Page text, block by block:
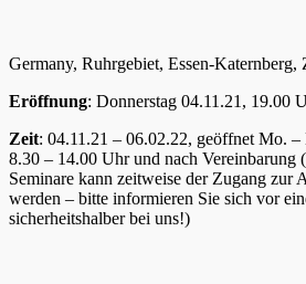
Germany, Ruhrgebiet, Essen-Katernberg,
Eröffnung: Donnerstag 04.11.21, 19.00
Zeit: 04.11.21 – 06.02.22, geöffnet Mo.
8.30 – 14.00 Uhr und nach Vereinbarung
Seminare kann zeitweise der Zugang zur
werden – bitte informieren Sie sich vor
sicherheitshalber bei uns!)